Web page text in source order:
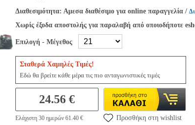
Διαθεσιμότητα: Αμεσα διαθέσιμο για online παραγγελία /
Χωρίς έξοδα αποστολής για παραλαβή από οποιοδήποτε
Επιλογή - Μέγεθος
Σταθερά Χαμηλές Τιμές!
Εδώ θα βρείτε κάθε μέρα τις πιο ανταγωνιστικές τιμές
24.56 €
Ελάχιστη 30 ημερών 61.40 €
Προσθήκη στη wishlist